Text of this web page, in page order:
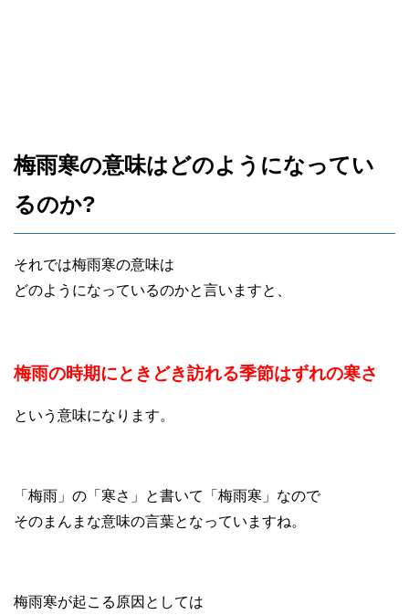
梅雨寒の意味はどのようになってい
るのか?
それでは梅雨寒の意味は
どのようになっているのかと言いますと、
梅雨の時期にときどき訪れる季節はずれの寒さ
という意味になります。
「梅雨」の「寒さ」と書いて「梅雨寒」なので
そのまんまな意味の言葉となっていますね。
梅雨寒が起こる原因としては